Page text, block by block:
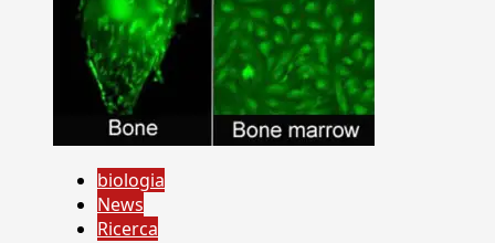
biologia
News
Ricerca